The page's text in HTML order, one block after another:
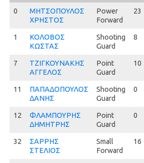
0
1
7
11
12
32
0
ΜΗΤΣΟΠΟΥΛΟΣ
ΧΡΗΣΤΟΣ
Power
Forward
23
1
ΚΟΛΟΒΟΣ
ΚΩΣΤΑΣ
Shooting
Guard
8
7
ΤΖΙΓΚΟΥΝΑΚΗΣ
ΑΓΓΕΛΟΣ
Point
Guard
10
11
ΠΑΠΑΔΟΠΟΥΛΟΣ
ΔΑΝΗΣ
Shooting
Guard
0
12
ΦΛΑΜΠΟΥΡΗΣ
ΔΗΜΗΤΡΗΣ
Point
Guard
0
32
ΣΑΡΡΗΣ
ΣΤΕΛΙΟΣ
Small
Forward
16